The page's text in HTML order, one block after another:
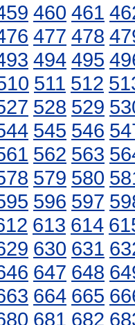
460 461
477 478
494 495
511 512
528 529
545 546
562 563
579 580
596 597
613 614
630 631
647 648
664 665
681 682